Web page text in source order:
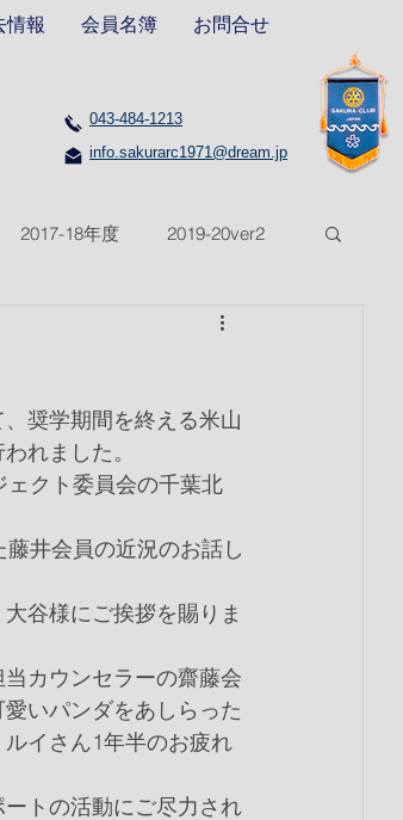
情報 会員名簿 お問合せ
043-484-1213
info.sakurarc1971@dream.jp
2017-18年度 2019-20ver2
2025-26年度
奨学期間を終える米山
れました。
クト委員会の千葉北
井会員の近況のお話し
谷様にご挨拶を賜りま
カウンセラーの齋藤会
いパンダをあしらった
イさん1年半のお疲れ
トの活動にご尽力され